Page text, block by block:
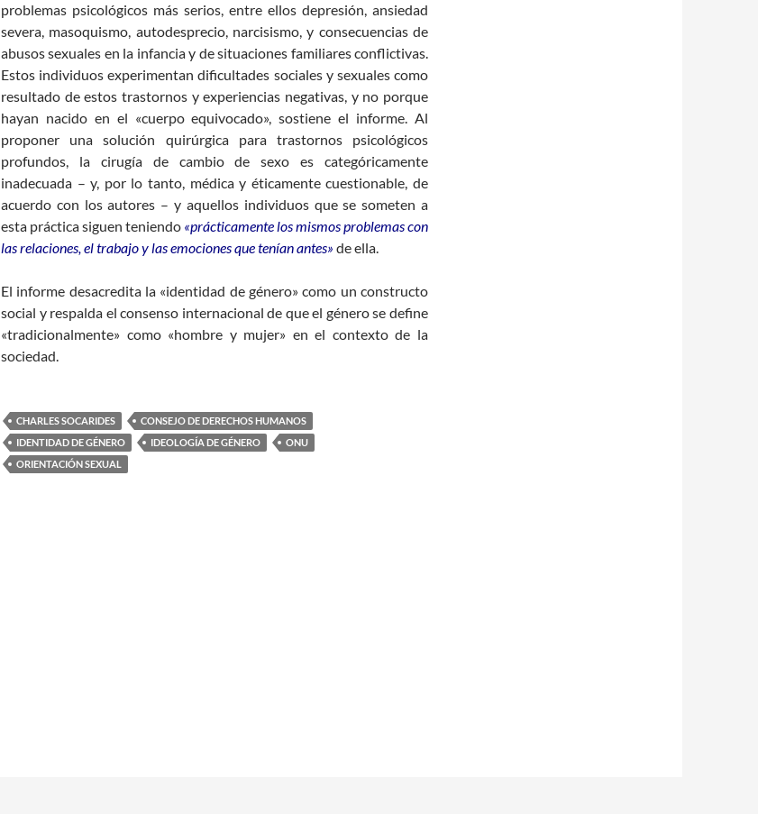
problemas psicológicos más serios, entre ellos depresión, ansiedad
severa, masoquismo, autodesprecio, narcisismo, y consecuencias de
abusos sexuales en la infancia y de situaciones familiares conflictivas.
Estos individuos experimentan dificultades sociales y sexuales como
resultado de estos trastornos y experiencias negativas, y no porque
hayan nacido en el «cuerpo equivocado», sostiene el informe. Al
proponer una solución quirúrgica para trastornos psicológicos
profundos, la cirugía de cambio de sexo es categóricamente
inadecuada – y, por lo tanto, médica y éticamente cuestionable, de
acuerdo con los autores – y aquellos individuos que se someten a
esta práctica siguen teniendo «prácticamente los mismos problemas con
las relaciones, el trabajo y las emociones que tenían antes» de ella.
El informe desacredita la «identidad de género» como un constructo
social y respalda el consenso internacional de que el género se define
«tradicionalmente» como «hombre y mujer» en el contexto de la
sociedad.
CHARLES SOCARIDES
CONSEJO DE DERECHOS HUMANOS
IDENTIDAD DE GÉNERO
IDEOLOGÍA DE GÉNERO
ONU
ORIENTACIÓN SEXUAL